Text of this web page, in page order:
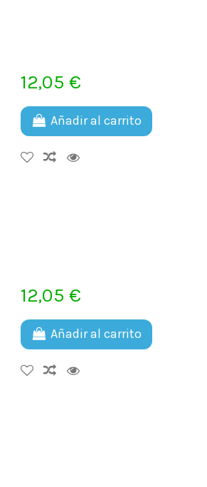
12,05 €
Añadir al carrito
12,05 €
Añadir al carrito